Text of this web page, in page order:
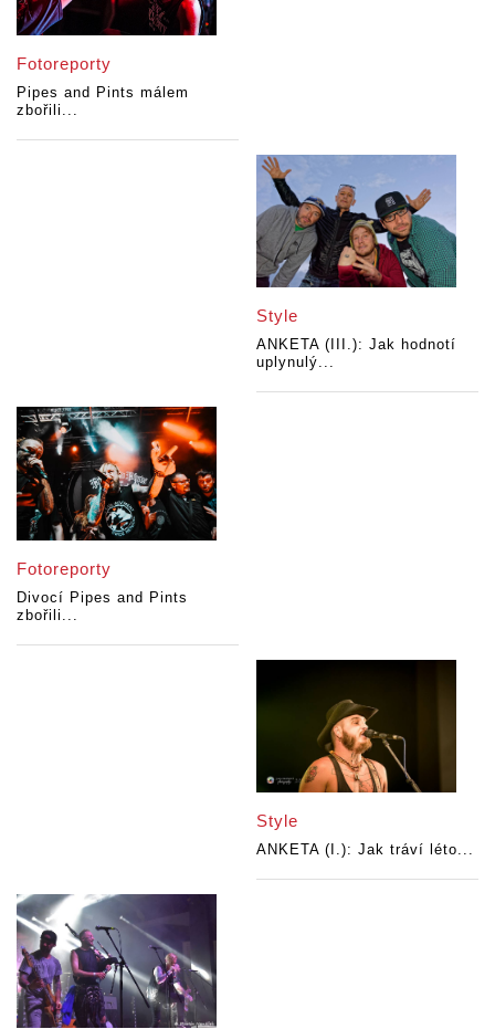
Fotoreporty
Pipes and Pints málem
zbořili...
Style
ANKETA (III.): Jak hodnotí
uplynulý...
Fotoreporty
Divocí Pipes and Pints
zbořili...
Style
ANKETA (I.): Jak tráví léto...